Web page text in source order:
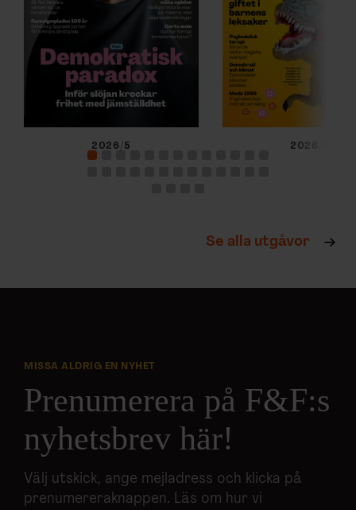
2026/5 2026/4
Se alla utgåvor
MISSA ALDRIG EN NYHET
Prenumerera på F&F:s
nyhetsbrev här!
Välj utskick, ange mejladress och klicka på
prenumereraknappen. Läs om hur vi